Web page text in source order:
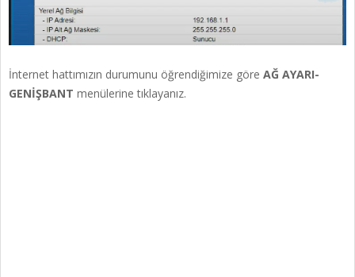
İnternet hattımızın durumunu öğrendiğimize göre AĞ AYARI-
GENİŞBANT menülerine tıklayanız.